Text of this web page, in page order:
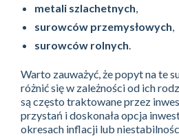
metali szlachetnych,
surowców przemysłowych,
surowców rolnych.
Warto zauważyć, że popyt na te
różnić się w zależności od ich
są często traktowane przez
przystań i doskonała opcja
okresach inflacji lub